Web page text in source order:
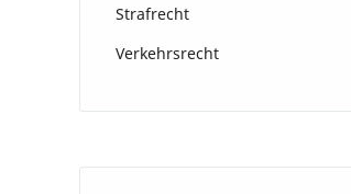
Strafrecht
Verkehrsrecht